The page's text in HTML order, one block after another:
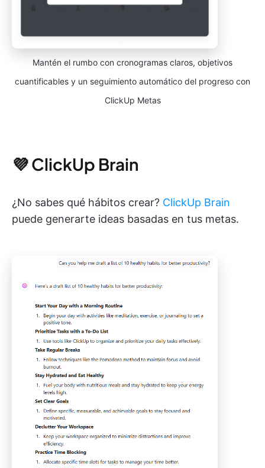
Mantén el rumbo con cronogramas claros, objetivos
cuantificables y un seguimiento automático del progreso con
ClickUp Metas
💜 ClickUp Brain
¿No sabes qué hábitos crear? ClickUp Brain
puede generarte ideas basadas en tus metas.